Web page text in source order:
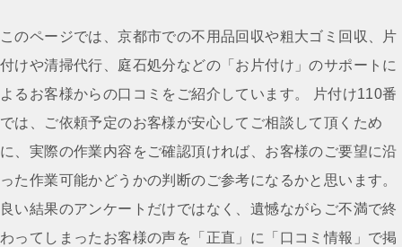
ナ
ビ
ゲ
ー
シ
ョ
ン
このページでは、京都市での不用品回収や粗大ゴミ回収、片
付けや清掃代行、庭石処分などの「お片付け」のサポートに
よるお客様からの口コミをご紹介しています。 片付け110番
では、ご依頼予定のお客様が安心してご相談して頂くため
に、実際の作業内容をご確認頂ければ、お客様のご要望に沿
った作業可能かどうかの判断のご参考になるかと思います。
良い結果のアンケートだけではなく、遺憾ながらご不満で終
わってしまったお客様の声を「正直」に「口コミ情報」で掲